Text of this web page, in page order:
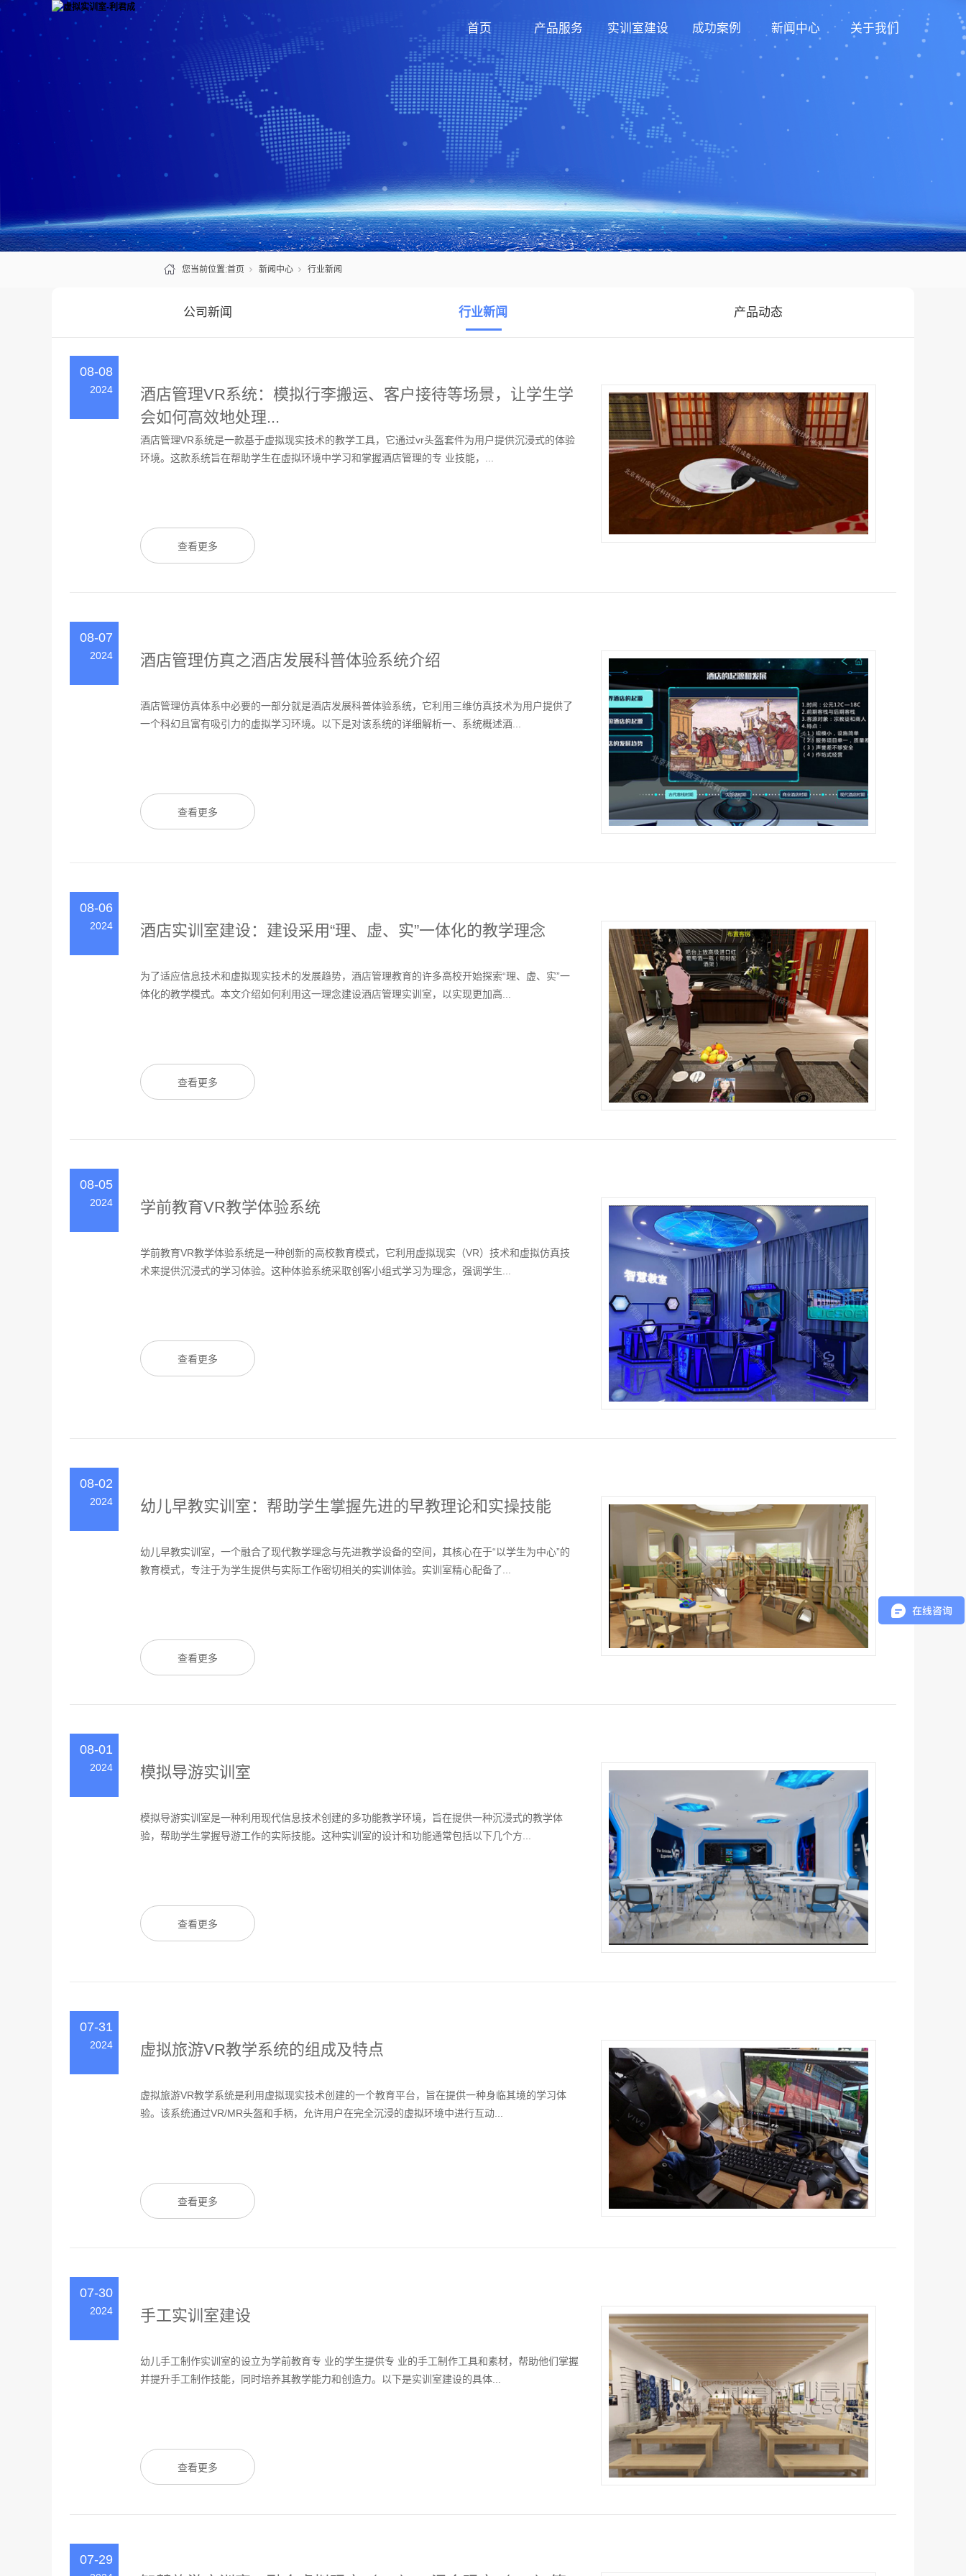
首页 产品服务 实训室建设 成功案例 新闻中心 关于我们
您当前位置:首页 新闻中心 行业新闻
公司新闻 行业新闻 产品动态
08-08
2024
酒店管理VR系统：模拟行李搬运、客户接待等场景，让学生学
会如何高效地处理...
酒店管理VR系统是一款基于虚拟现实技术的教学工具，它通过vr头盔套件为用户提供沉浸式的体验
环境。这款系统旨在帮助学生在虚拟环境中学习和掌握酒店管理的专 业技能，...
查看更多
08-07
2024 酒店管理仿真之酒店发展科普体验系统介绍
酒店管理仿真体系中必要的一部分就是酒店发展科普体验系统，它利用三维仿真技术为用户提供了
一个科幻且富有吸引力的虚拟学习环境。以下是对该系统的详细解析一、系统概述酒...
查看更多
08-06
2024 酒店实训室建设：建设采用“理、虚、实”一体化的教学理念
为了适应信息技术和虚拟现实技术的发展趋势，酒店管理教育的许多高校开始探索“理、虚、实”一
体化的教学模式。本文介绍如何利用这一理念建设酒店管理实训室，以实现更加高...
查看更多
08-05
2024 学前教育VR教学体验系统
学前教育VR教学体验系统是一种创新的高校教育模式，它利用虚拟现实（VR）技术和虚拟仿真技
术来提供沉浸式的学习体验。这种体验系统采取创客小组式学习为理念，强调学生...
查看更多
08-02
2024 幼儿早教实训室：帮助学生掌握先进的早教理论和实操技能
幼儿早教实训室，一个融合了现代教学理念与先进教学设备的空间，其核心在于“以学生为中心”的
教育模式，专注于为学生提供与实际工作密切相关的实训体验。实训室精心配备了...
查看更多
08-01
2024 模拟导游实训室
模拟导游实训室是一种利用现代信息技术创建的多功能教学环境，旨在提供一种沉浸式的教学体
验，帮助学生掌握导游工作的实际技能。这种实训室的设计和功能通常包括以下几个方...
查看更多
07-31
2024 虚拟旅游VR教学系统的组成及特点
虚拟旅游VR教学系统是利用虚拟现实技术创建的一个教育平台，旨在提供一种身临其境的学习体
验。该系统通过VR/MR头盔和手柄，允许用户在完全沉浸的虚拟环境中进行互动...
查看更多
07-30
2024 手工实训室建设
幼儿手工制作实训室的设立为学前教育专 业的学生提供专 业的手工制作工具和素材，帮助他们掌握
并提升手工制作技能，同时培养其教学能力和创造力。以下是实训室建设的具体...
查看更多
07-29